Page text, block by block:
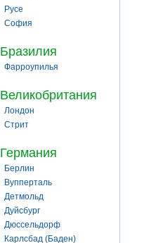
Русе
София
Бразилия
Фарроупилья
Великобритания
Лондон
Стрит
Германия
Берлин
Вупперталь
Детмольд
Дуйсбург
Дюссельдорф
Карлсбад (Баден)